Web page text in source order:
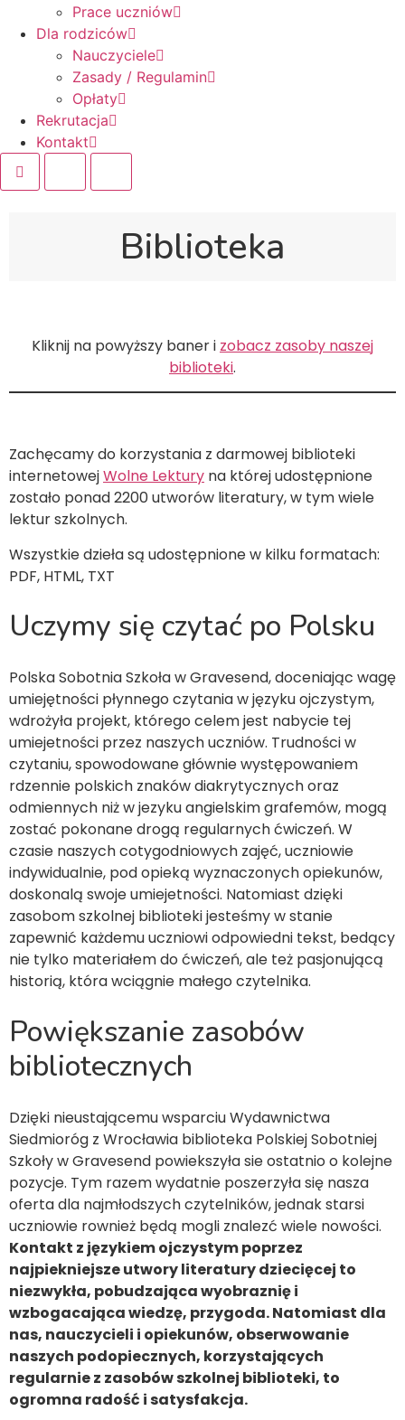
Prace uczniów
Dla rodziców
Nauczyciele
Zasady / Regulamin
Opłaty
Rekrutacja
Kontakt
Biblioteka
Kliknij na powyższy baner i zobacz zasoby naszej
biblioteki.
Zachęcamy do korzystania z darmowej biblioteki
internetowejWolne Lektury na której udostępnione
zostało ponad 2200 utworów literatury, w tym wiele
lektur szkolnych.
Wszystkie dzieła są udostępnione w kilku formatach:
PDF, HTML, TXT
Uczymy się czytać po Polsku
Polska Sobotnia Szkoła w Gravesend, doceniając wagę
umiejętności płynnego czytania w języku ojczystym,
wdrożyła projekt, którego celem jest nabycie tej
umiejetności przez naszych uczniów. Trudności w
czytaniu, spowodowane głównie występowaniem
rdzennie polskich znaków diakrytycznych oraz
odmiennych niż w jezyku angielskim grafemów, mogą
zostać pokonane drogą regularnych ćwiczeń. W
czasie naszych cotygodniowych zajęć, uczniowie
indywidualnie, pod opieką wyznaczonych opiekunów,
doskonalą swoje umiejetności. Natomiast dzięki
zasobom szkolnej biblioteki jesteśmy w stanie
zapewnić każdemu uczniowi odpowiedni tekst, bedący
nie tylko materiałem do ćwiczeń, ale też pasjonującą
historią, która wciągnie małego czytelnika.
Powiększanie zasobów
bibliotecznych
Dzięki nieustającemu wsparciu Wydawnictwa
Siedmioróg z Wrocławia biblioteka Polskiej Sobotniej
Szkoły w Gravesend powiekszyła sie ostatnio o kolejne
pozycje. Tym razem wydatnie poszerzyła się nasza
oferta dla najmłodszych czytelników, jednak starsi
uczniowie rownież będą mogli znalezć wiele nowości.
Kontakt z językiem ojczystym poprzez
najpiekniejsze utwory literatury dziecięcej to
niezwykła, pobudzająca wyobraznię i
wzbogacająca wiedzę, przygoda. Natomiast dla
nas, nauczycieli i opiekunów, obserwowanie
naszych podopiecznych, korzystających
regularnie z zasobów szkolnej biblioteki, to
ogromna radość i satysfakcja.